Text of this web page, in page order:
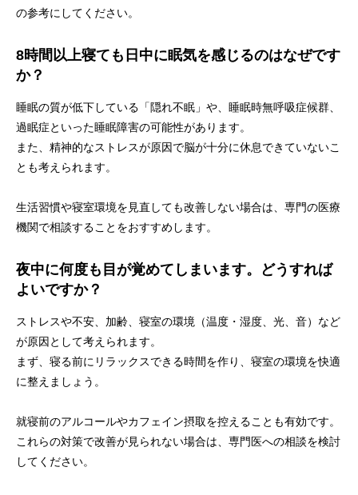
の参考にしてください。
8時間以上寝ても日中に眠気を感じるのはなぜです
か？
睡眠の質が低下している「隠れ不眠」や、睡眠時無呼吸症候群、
過眠症といった睡眠障害の可能性があります。
また、精神的なストレスが原因で脳が十分に休息できていないこ
とも考えられます。
生活習慣や寝室環境を見直しても改善しない場合は、専門の医療
機関で相談することをおすすめします。
夜中に何度も目が覚めてしまいます。どうすれば
よいですか？
ストレスや不安、加齢、寝室の環境（温度・湿度、光、音）など
が原因として考えられます。
まず、寝る前にリラックスできる時間を作り、寝室の環境を快適
に整えましょう。
就寝前のアルコールやカフェイン摂取を控えることも有効です。
これらの対策で改善が見られない場合は、専門医への相談を検討
してください。